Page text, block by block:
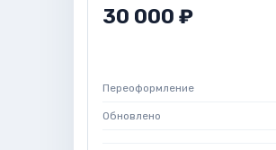
30 000 ₽
Переоформление
Обновлено